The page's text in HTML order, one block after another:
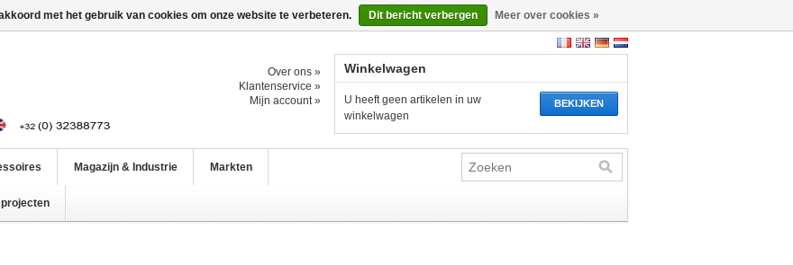
Over ons »
Klantenservice »
Mijn account »
Winkelwagen
BEKIJKEN
U heeft geen artikelen in uw
winkelwagen
Magazijn & Industrie Markten
met het gebruik van cookies om onze website te verbeteren. Dit bericht verbergen Meer over cookies »